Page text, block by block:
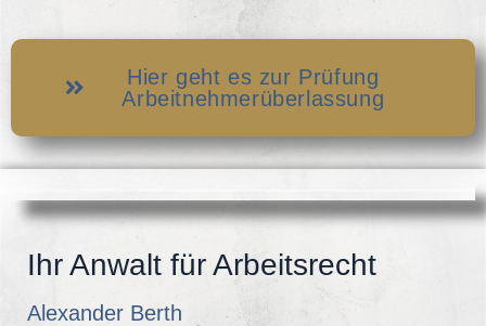
Hier geht es zur Prüfung
Arbeitnehmerüberlassung
Ihr Anwalt für Arbeitsrecht
Alexander Berth